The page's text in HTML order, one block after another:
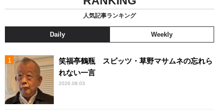
人気記事ランキング
Daily Weekly
笑福亭鶴瓶 スピッツ・草野マサムネの忘れら
れない一言
2026.08.03